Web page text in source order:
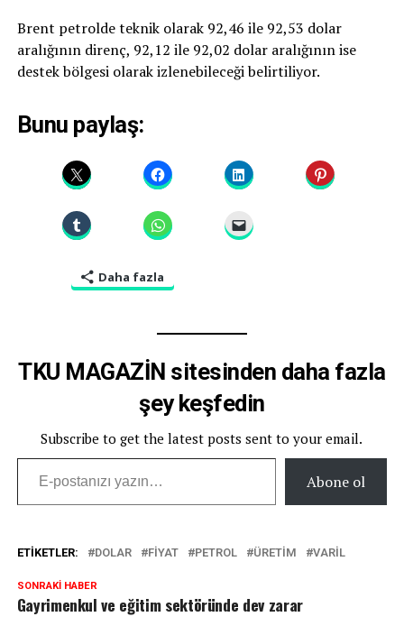
Brent petrolde teknik olarak 92,46 ile 92,53 dolar
aralığının direnç, 92,12 ile 92,02 dolar aralığının ise
destek bölgesi olarak izlenebileceği belirtiliyor.
Bunu paylaş:
Daha fazla
TKU MAGAZİN sitesinden daha fazla
şey keşfedin
Subscribe to get the latest posts sent to your email.
E-postanızı yazın…
Abone ol
ETIKETLER: DOLAR FIYAT PETROL ÜRETIM VARIL
SONRAKI HABER
Gayrimenkul ve eğitim sektöründe dev zarar